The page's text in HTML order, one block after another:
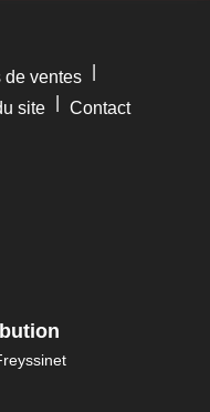
de ventes
site Contact